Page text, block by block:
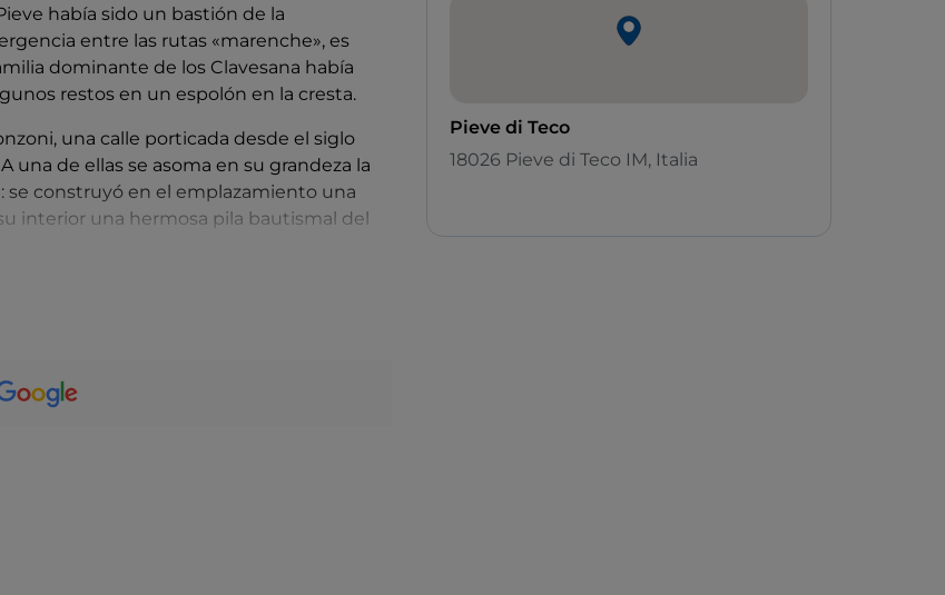
había sido un bastión de la
entre las rutas «marenche», es
dominante de los Clavesana había
restos en un espolón en la cresta.
una calle porticada desde el siglo
una de ellas se asoma en su grandeza la
: se construyó en el emplazamiento una
interior una hermosa pila bautismal del
artistas contemporáneos, incluso de
Pieve di Teco
18026 Pieve di Teco IM, Italia